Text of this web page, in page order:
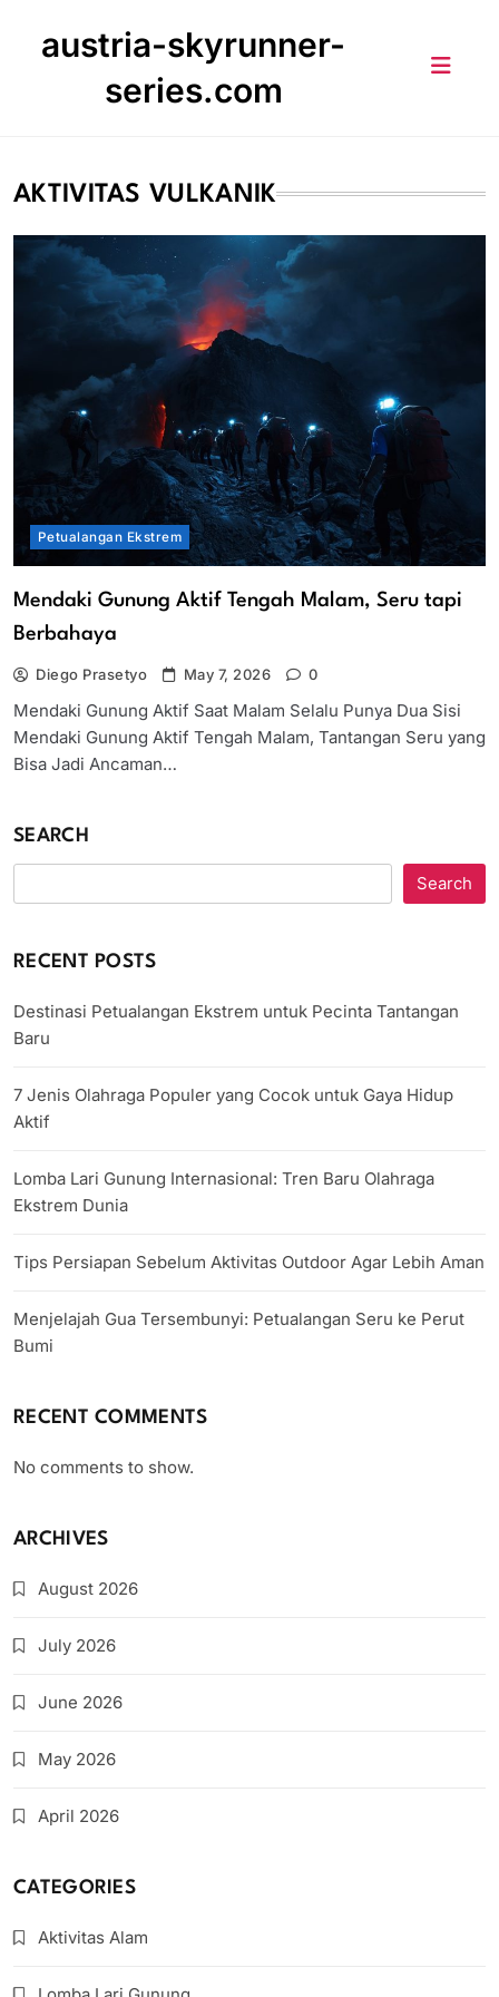
austria-skyrunner-
series.com
AKTIVITAS VULKANIK
Petualangan Ekstrem
Mendaki Gunung Aktif Tengah Malam, Seru tapi
Berbahaya
Diego Prasetyo May 7, 2026 0
Mendaki Gunung Aktif Saat Malam Selalu Punya Dua Sisi
Mendaki Gunung Aktif Tengah Malam, Tantangan Seru yang
Bisa Jadi Ancaman…
SEARCH
Search
RECENT POSTS
Destinasi Petualangan Ekstrem untuk Pecinta Tantangan
Baru
7 Jenis Olahraga Populer yang Cocok untuk Gaya Hidup
Aktif
Lomba Lari Gunung Internasional: Tren Baru Olahraga
Ekstrem Dunia
Tips Persiapan Sebelum Aktivitas Outdoor Agar Lebih Aman
Menjelajah Gua Tersembunyi: Petualangan Seru ke Perut
Bumi
RECENT COMMENTS
No comments to show.
ARCHIVES
August 2026
July 2026
June 2026
May 2026
April 2026
CATEGORIES
Aktivitas Alam